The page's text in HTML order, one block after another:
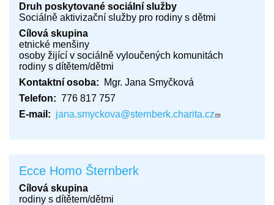
Druh poskytované sociální služby
Sociálně aktivizační služby pro rodiny s dětmi
Cílová skupina
etnické menšiny
osoby žijící v sociálně vyloučených komunitách
rodiny s dítětem/dětmi
Kontaktní osoba
Mgr. Jana Smyčková
Telefon
776 817 757
E-mail
jana.smyckova@sternberk.charita.cz
Ecce Homo Šternberk
Cílová skupina
rodiny s dítětem/dětmi